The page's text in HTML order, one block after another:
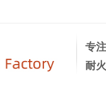
专
耐